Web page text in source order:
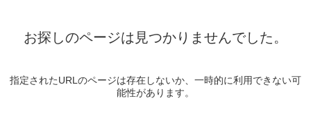
お探しのページは見つかりませんでした。
指定されたURLのページは存在しないか、一時的に利用できない可
能性があります。